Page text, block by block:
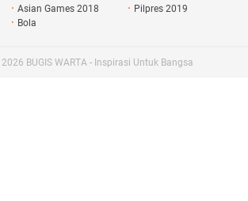
Asian Games 2018
Pilpres 2019
Bola
2026 BUGIS WARTA - Inspirasi Untuk Bangsa